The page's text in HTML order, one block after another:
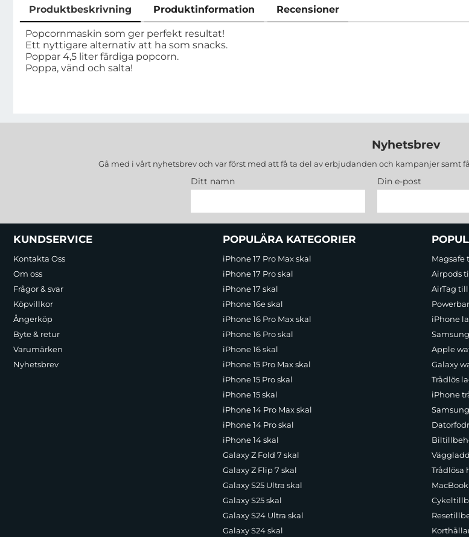
Produktbeskrivning Produktinformation Recensioner
Produktbeskrivning
Popcornmaskin som ger perfekt resultat!
Ett nyttigare alternativ att ha som snacks.
Poppar 4,5 liter färdiga popcorn.
Poppa, vänd och salta!
Nyhetsbrev
Gå med i vårt nyhetsbrev och var först med att få ta del av erbjudanden och kampanjer samt
Ditt namn Din e-post
Sidfot Blandad info och länkar
KUNDSERVICE
Kontakta Oss
Om oss
Frågor & svar
Köpvillkor
Ångerköp
Byte & retur
Varumärken
Nyhetsbrev
POPULÄRA KATEGORIER
iPhone 17 Pro Max skal
iPhone 17 Pro skal
iPhone 17 skal
iPhone 16e skal
iPhone 16 Pro Max skal
iPhone 16 Pro skal
iPhone 16 skal
iPhone 15 Pro Max skal
iPhone 15 Pro skal
iPhone 15 skal
iPhone 14 Pro Max skal
iPhone 14 Pro skal
iPhone 14 skal
Galaxy Z Fold 7 skal
Galaxy Z Flip 7 skal
Galaxy S25 Ultra skal
Galaxy S25 skal
Galaxy S24 Ultra skal
Galaxy S24 skal
Magsafe
Airpods
AirTag
iPhone
Apple
Galaxy
Trådlös
iPhone
Trådlösa